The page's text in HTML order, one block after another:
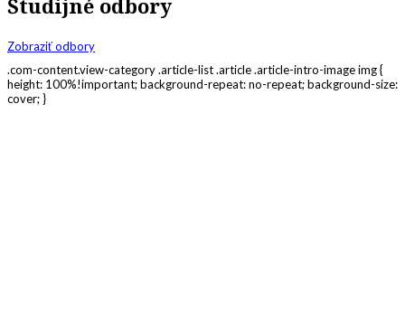
Študijné odbory
Zobraziť odbory
.com-content.view-category .article-list .article .article-intro-image img {
height: 100%!important; background-repeat: no-repeat; background-size:
cover; }